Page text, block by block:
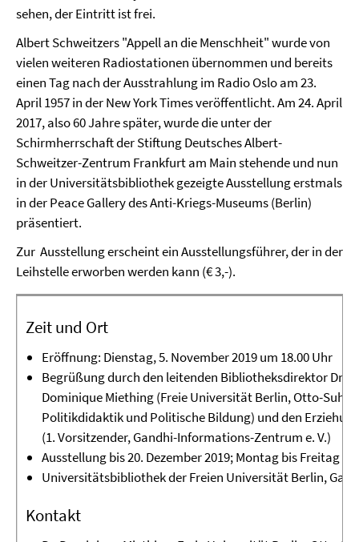
sehen, der Eintritt ist frei.
Albert Schweitzers "Appell an die Menschheit" wurde von
vielen weiteren Radiostationen übernommen und bereits
einen Tag nach der Ausstrahlung im Radio Oslo am 23.
April 1957 in der New York Times veröffentlicht. Am 24. April
2017, also 60 Jahre später, wurde die unter der
Schirmherrschaft der Stiftung Deutsches Albert-
Schweitzer-Zentrum Frankfurt am Main stehende und nun
in der Universitätsbibliothek gezeigte Ausstellung erstmals
in der Peace Gallery des Anti-Kriegs-Museums (Berlin)
präsentiert.
Zur Ausstellung erscheint ein Ausstellungsführer, der in der
Leihstelle erworben werden kann (€ 3,-).
Zeit und Ort
Eröffnung: Dienstag, 5. November 2019 um 18.00 Uhr
Begrüßung durch den leitenden Bibliotheksdirektor Dr.
Dominique Miething (Freie Universität Berlin, Otto-
Politikdidaktik und Politische Bildung) und den
(1. Vorsitzender, Gandhi-Informations-Zentrum e. V.)
Ausstellung bis 20. Dezember 2019; Montag bis Freitag
Universitätsbibliothek der Freien Universität Berlin,
Kontakt